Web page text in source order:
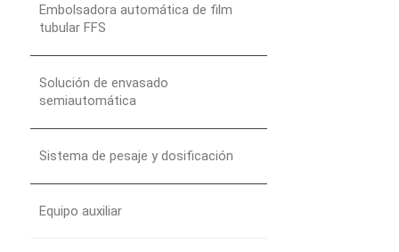
Embolsadora automática de film
tubular FFS
Solución de envasado
semiautomática
Sistema de pesaje y dosificación
Equipo auxiliar